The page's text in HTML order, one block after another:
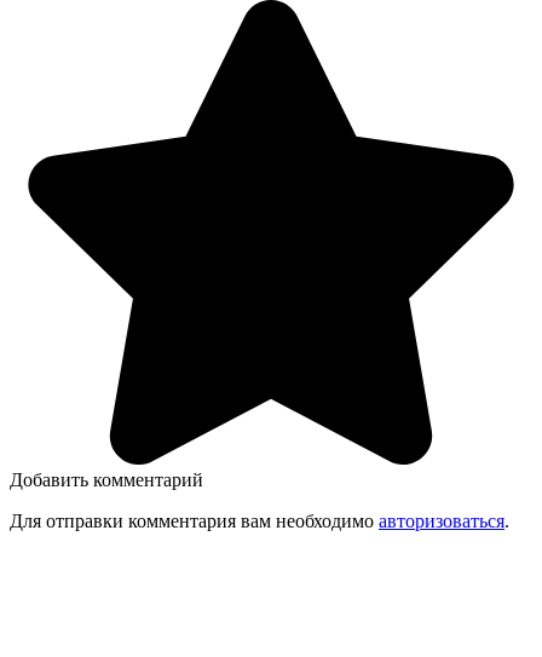
Добавить комментарий
Для отправки комментария вам необходимо авторизоваться.